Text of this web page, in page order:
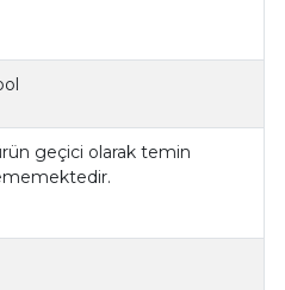
geçici olarak temin